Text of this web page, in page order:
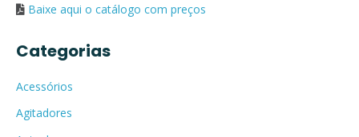
Baixe aqui o catálogo com preços
Categorias
Acessórios
Agitadores